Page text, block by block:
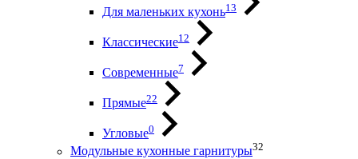
Для маленьких кухонь13
Классические12
Современные7
Прямые22
Угловые0
Модульные кухонные гарнитуры32